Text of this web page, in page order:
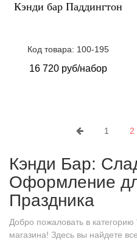
Кэнди бар Паддингтон
Код товара: 100-195
16 720 руб/набор
1 2
Кэнди Бар:
Оформление
Праздника
Добро пожаловать в
магазина! Здесь вы найдете